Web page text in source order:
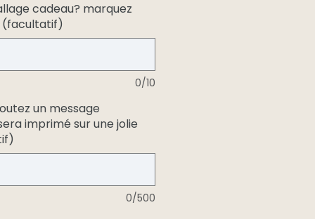
cadeau? marquez
(facultatif)
0/10
un message
imprimé sur une jolie
0/500